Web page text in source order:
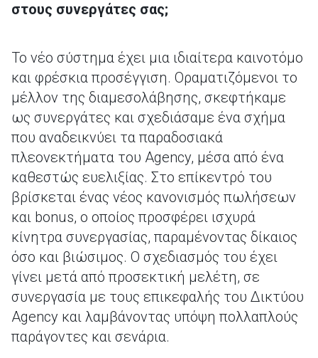
στους συνεργάτες σας;
Το νέο σύστημα έχει μια ιδιαίτερα καινοτόμο
και φρέσκια προσέγγιση. Οραματιζόμενοι το
μέλλον της διαμεσολάβησης, σκεφτήκαμε
ως συνεργάτες και σχεδιάσαμε ένα σχήμα
που αναδεικνύει τα παραδοσιακά
πλεονεκτήματα του Agency, μέσα από ένα
καθεστώς ευελιξίας. Στο επίκεντρό του
βρίσκεται ένας νέος κανονισμός πωλήσεων
και bonus, ο οποίος προσφέρει ισχυρά
κίνητρα συνεργασίας, παραμένοντας δίκαιος
όσο και βιώσιμος. Ο σχεδιασμός του έχει
γίνει μετά από προσεκτική μελέτη, σε
συνεργασία με τους επικεφαλής του Δικτύου
Agency και λαμβάνοντας υπόψη πολλαπλούς
παράγοντες και σενάρια.